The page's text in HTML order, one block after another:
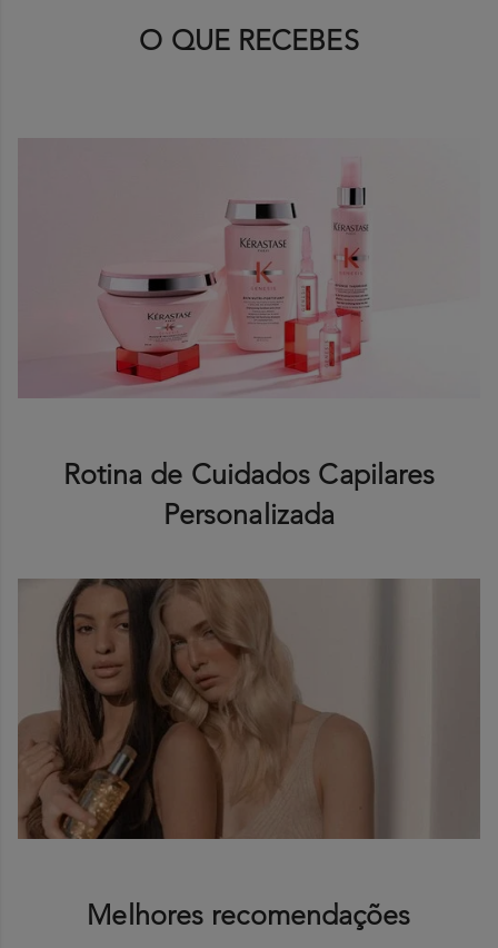
O QUE RECEBES
Rotina de Cuidados Capilares
Personalizada
Melhores recomendações